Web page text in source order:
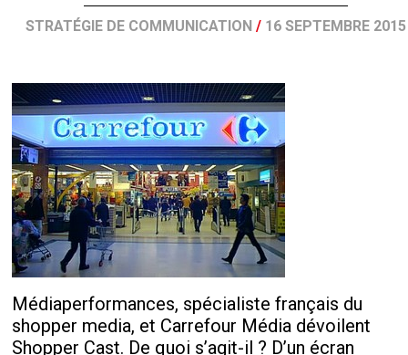
STRATÉGIE DE COMMUNICATION/ 16 SEPTEMBRE 2015
Médiaperformances, spécialiste français du
shopper media, et Carrefour Média dévoilent
Shopper Cast. De quoi s’agit-il ? D’un écran